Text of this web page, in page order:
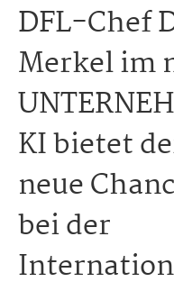
DFL-Chef
Merkel im
KI bietet
neue
bei der